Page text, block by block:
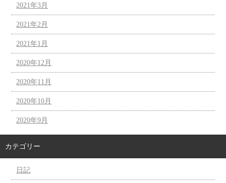
2021年3月
2021年2月
2021年1月
2020年12月
2020年11月
2020年10月
2020年9月
カテゴリー
日記